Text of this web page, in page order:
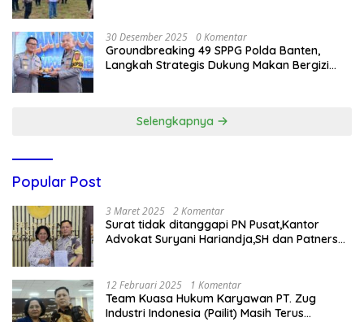
30 Desember 2025 0 Komentar
Groundbreaking 49 SPPG Polda Banten,
Langkah Strategis Dukung Makan Bergizi
Selengkapnya
Popular Post
3 Maret 2025 2 Komentar
Surat tidak ditanggapi PN Pusat,Kantor
Advokat Suryani Hariandja,SH dan Patners
12 Februari 2025 1 Komentar
Team Kuasa Hukum Karyawan PT. Zug
Industri Indonesia (Pailit) Masih Terus